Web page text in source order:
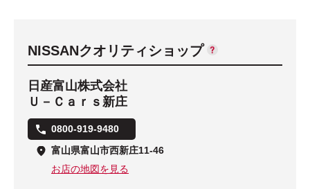
NISSANクオリティショップ
日産富山株式会社
Ｕ－Ｃａｒｓ新庄
0800-919-9480
富山県富山市西新庄11-46
お店の地図を見る